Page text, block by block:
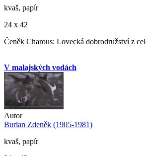
kvaš, papír
24 x 42
Čeněk Charous: Lovecká dobrodružství z
V malajských vodách
Autor
Burian Zdeněk (1905-1981)
kvaš, papír